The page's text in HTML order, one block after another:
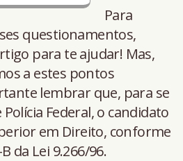
Para
questionamentos,
para te ajudar! Mas,
a estes pontos
lembrar que, para se
Federal, o candidato
em Direito, conforme
da Lei 9.266/96.